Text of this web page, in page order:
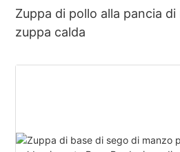
Zuppa di pollo alla pancia
zuppa calda